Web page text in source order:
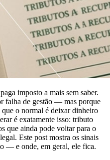
imposto a mais sem saber.
falha de gestão — mas porque
o normal é deixar dinheiro
é exatamente isso: tributo
que ainda pode voltar para o
Este post mostra os sinais
— e onde, em geral, ele fica.